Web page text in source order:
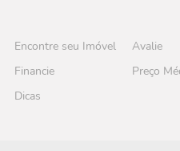
Encontre seu Imóvel
Avalie
Financie
Preço
Dicas